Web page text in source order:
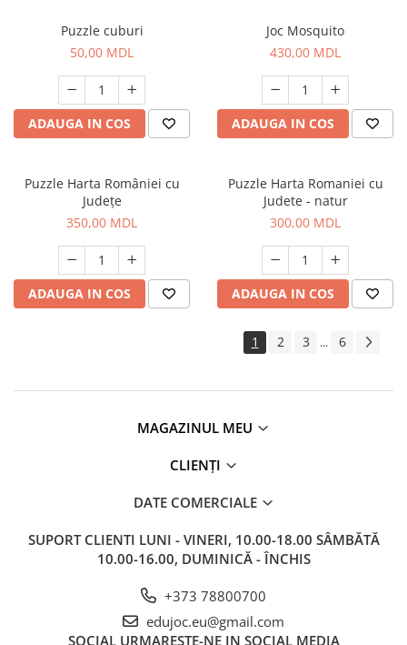
Puzzle cuburi
50,00 MDL
ADAUGA IN COS
Joc Mosquito
430,00 MDL
ADAUGA IN COS
Puzzle Harta României cu
Județe
350,00 MDL
ADAUGA IN COS
Puzzle Harta Romaniei cu
Judete - natur
300,00 MDL
ADAUGA IN COS
1 2 3 ... 6
MAGAZINUL MEU
CLIENȚI
DATE COMERCIALE
SUPORT CLIENTI LUNI - VINERI, 10.00-18.00 SÂMBĂTĂ
10.00-16.00, DUMINICĂ - ÎNCHIS
+373 78800700
edujoc.eu@gmail.com
SOCIAL URMARESTE-NE IN SOCIAL MEDIA